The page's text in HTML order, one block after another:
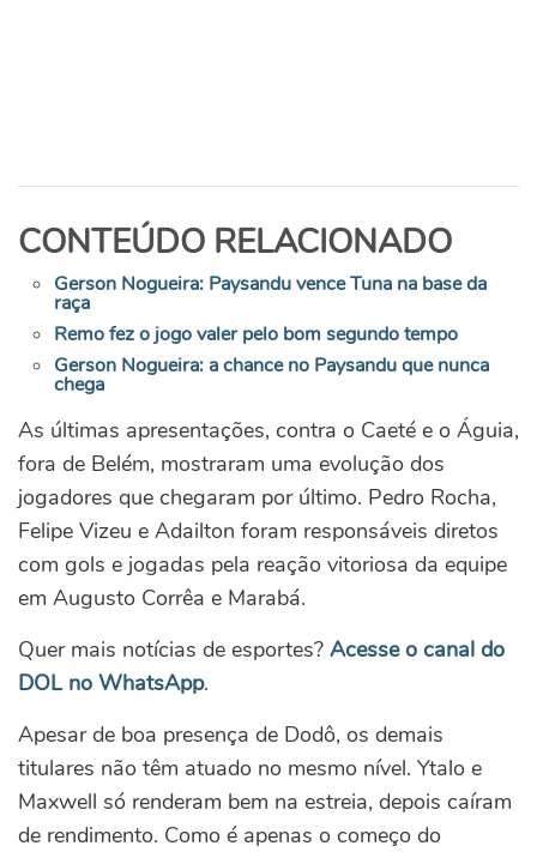
CONTEÚDO RELACIONADO
Gerson Nogueira: Paysandu vence Tuna na base da
raça
Remo fez o jogo valer pelo bom segundo tempo
Gerson Nogueira: a chance no Paysandu que nunca
chega
As últimas apresentações, contra o Caeté e o Águia,
fora de Belém, mostraram uma evolução dos
jogadores que chegaram por último. Pedro Rocha,
Felipe Vizeu e Adailton foram responsáveis diretos
com gols e jogadas pela reação vitoriosa da equipe
em Augusto Corrêa e Marabá.
Quer mais notícias de esportes? Acesse o canal do
DOL no WhatsApp.
Apesar de boa presença de Dodô, os demais
titulares não têm atuado no mesmo nível. Ytalo e
Maxwell só renderam bem na estreia, depois caíram
de rendimento. Como é apenas o começo do